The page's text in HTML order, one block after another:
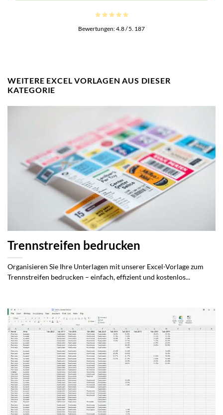
Bewertungen:4.8/ 5. 187
WEITERE EXCEL VORLAGEN AUS DIESER
KATEGORIE
Trennstreifen bedrucken
Organisieren Sie Ihre Unterlagen mit unserer Excel-Vorlage zum
Trennstreifen bedrucken – einfach, effizient und kostenlos...